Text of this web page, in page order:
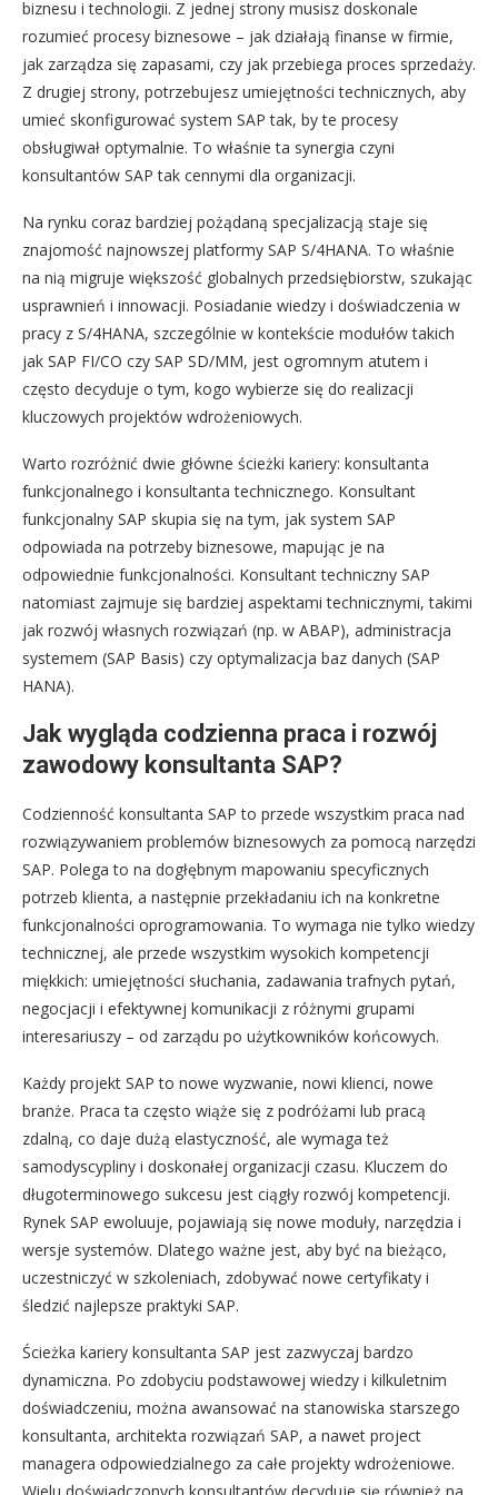
biznesu i technologii. Z jednej strony musisz doskonale
rozumieć procesy biznesowe – jak działają finanse w firmie,
jak zarządza się zapasami, czy jak przebiega proces sprzedaży.
Z drugiej strony, potrzebujesz umiejętności technicznych, aby
umieć skonfigurować system SAP tak, by te procesy
obsługiwał optymalnie. To właśnie ta synergia czyni
konsultantów SAP tak cennymi dla organizacji.
Na rynku coraz bardziej pożądaną specjalizacją staje się
znajomość najnowszej platformy SAP S/4HANA. To właśnie
na nią migruje większość globalnych przedsiębiorstw, szukając
usprawnień i innowacji. Posiadanie wiedzy i doświadczenia w
pracy z S/4HANA, szczególnie w kontekście modułów takich
jak SAP FI/CO czy SAP SD/MM, jest ogromnym atutem i
często decyduje o tym, kogo wybierze się do realizacji
kluczowych projektów wdrożeniowych.
Warto rozróżnić dwie główne ścieżki kariery: konsultanta
funkcjonalnego i konsultanta technicznego. Konsultant
funkcjonalny SAP skupia się na tym, jak system SAP
odpowiada na potrzeby biznesowe, mapując je na
odpowiednie funkcjonalności. Konsultant techniczny SAP
natomiast zajmuje się bardziej aspektami technicznymi, takimi
jak rozwój własnych rozwiązań (np. w ABAP), administracja
systemem (SAP Basis) czy optymalizacja baz danych (SAP
HANA).
Jak wygląda codzienna praca i rozwój
zawodowy konsultanta SAP?
Codzienność konsultanta SAP to przede wszystkim praca nad
rozwiązywaniem problemów biznesowych za pomocą narzędzi
SAP. Polega to na dogłębnym mapowaniu specyficznych
potrzeb klienta, a następnie przekładaniu ich na konkretne
funkcjonalności oprogramowania. To wymaga nie tylko wiedzy
technicznej, ale przede wszystkim wysokich kompetencji
miękkich: umiejętności słuchania, zadawania trafnych pytań,
negocjacji i efektywnej komunikacji z różnymi grupami
interesariuszy – od zarządu po użytkowników końcowych.
Każdy projekt SAP to nowe wyzwanie, nowi klienci, nowe
branże. Praca ta często wiąże się z podróżami lub pracą
zdalną, co daje dużą elastyczność, ale wymaga też
samodyscypliny i doskonałej organizacji czasu. Kluczem do
długoterminowego sukcesu jest ciągły rozwój kompetencji.
Rynek SAP ewoluuje, pojawiają się nowe moduły, narzędzia i
wersje systemów. Dlatego ważne jest, aby być na bieżąco,
uczestniczyć w szkoleniach, zdobywać nowe certyfikaty i
śledzić najlepsze praktyki SAP.
Ścieżka kariery konsultanta SAP jest zazwyczaj bardzo
dynamiczna. Po zdobyciu podstawowej wiedzy i kilkuletnim
doświadczeniu, można awansować na stanowiska starszego
konsultanta, architekta rozwiązań SAP, a nawet project
managera odpowiedzialnego za całe projekty wdrożeniowe.